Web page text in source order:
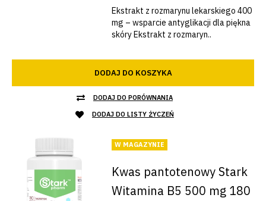
Ekstrakt z rozmarynu lekarskiego 400
mg – wsparcie antyglikacji dla piękna
skóry Ekstrakt z rozmaryn..
DODAJ DO KOSZYKA
DODAJ DO PORÓWNANIA
DODAJ DO LISTY ŻYCZEŃ
W MAGAZYNIE
Kwas pantotenowy Stark
Witamina B5 500 mg 180